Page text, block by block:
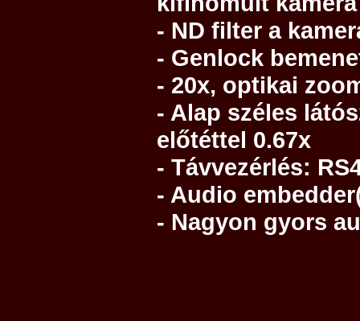
- ND filter a
- Genlock
- 20x, optikai
- Alap széles
előtéttel 0.67x
- Távvezérlés:
- Audio
- Nagyon gyors